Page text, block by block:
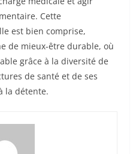
Cette
est bien comprise,
de mieux-être durable, où
grâce à la diversité de
de santé et de ses
la détente.